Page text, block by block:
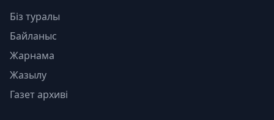
Біз туралы
Байланыс
Жарнама
Жазылу
Газет архиві